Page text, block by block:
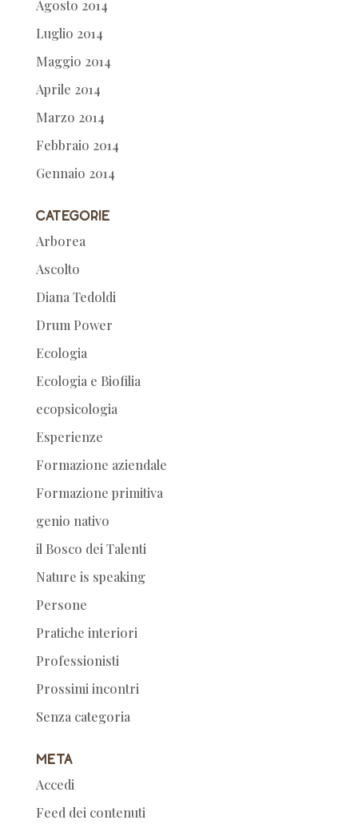
Agosto 2014
Luglio 2014
Maggio 2014
Aprile 2014
Marzo 2014
Febbraio 2014
Gennaio 2014
Categorie
Arborea
Ascolto
Diana Tedoldi
Drum Power
Ecologia
Ecologia e Biofilia
ecopsicologia
Esperienze
Formazione aziendale
Formazione primitiva
genio nativo
il Bosco dei Talenti
Nature is speaking
Persone
Pratiche interiori
Professionisti
Prossimi incontri
Senza categoria
Meta
Accedi
Feed dei contenuti